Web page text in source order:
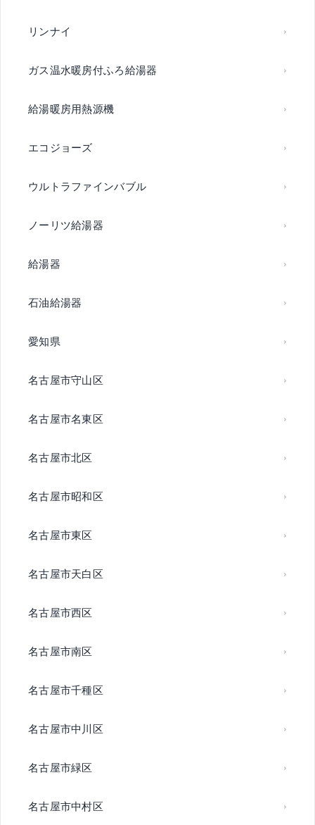
リンナイ
ガス温水暖房付ふろ給湯器
給湯暖房用熱源機
エコジョーズ
ウルトラファインバブル
ノーリツ給湯器
給湯器
石油給湯器
愛知県
名古屋市守山区
名古屋市名東区
名古屋市北区
名古屋市昭和区
名古屋市東区
名古屋市天白区
名古屋市西区
名古屋市南区
名古屋市千種区
名古屋市中川区
名古屋市緑区
名古屋市中村区